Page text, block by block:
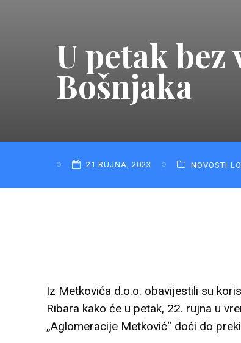
U petak
Bošnjaka
21 RUJNA, 2023 NOVOSTI
Iz Metkovića d.o.o. obavijestili su
Ribara kako će u petak, 22. rujna u
„Aglomeracije Metković“ doći do